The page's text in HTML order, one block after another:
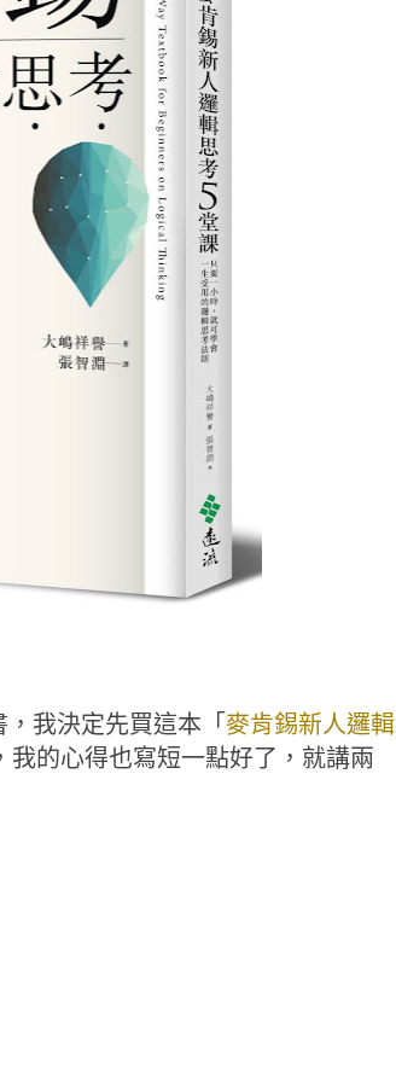
我決定先買這本「 麥肯錫新人邏輯
我的心得也寫短一點好了，就講兩